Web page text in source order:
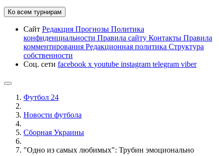
Ко всем турнирам
Сайт Редакция Прогнозы Политика
конфиденциальности Правила сайту Контакты Правила
комментирования Редакционная политика Структура
собственности
Соц. сети facebook x youtube instagram telegram viber
Футбол 24
Новости футбола
Сборная Украины
"Одно из самых любимых": Трубин эмоционально